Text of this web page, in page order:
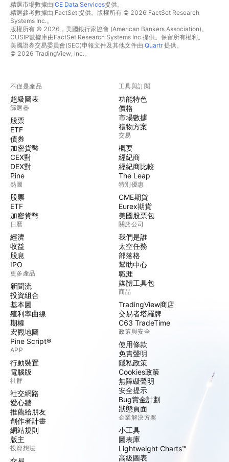
精選市場數據由ICE Data Services提供。
精選參考數據由 FactSet 提供。版權所有 © 2026 FactSet Research
Systems Inc.。
版權所有 © 2026，美國銀行家協會 (American Bankers Association)。
CUSIP數據庫由FactSet Research Systems Inc.提供。保留所有權利。
美國證券交易委員會(SEC)申報文件及其他文件由 Quartr提供。
© 2026 TradingView, Inc.。
不僅是產品
超級圖表
篩選器
股票
ETF
債券
加密貨幣
CEX對
DEX對
Pine
熱圖
股票
ETF
加密貨幣
日曆
經濟
收益
股息
IPO
更多產品
新聞流
投資組合
基本圖
殖利率曲線
期權
宏觀地圖
Pine Script®
APP
行動裝置
電腦版
社群
社交網路
愛心牆
推薦給朋友
創作者計畫
網站規則
版主
投資想法
工具與訂閱
功能特色
價格
市場數據
禮物方案
交易
概要
經紀商
經紀商比較
The Leap
特別優惠
CME期貨
Eurex期貨
美國股票包
關於公司
我們是誰
太空任務
部落格
幫助中心
職涯
媒體工具包
商品
TradingView商店
交易者塔羅牌
C63 TradeTime
政策與安全
使用條款
免責聲明
隱私政策
Cookies政策
無障礙聲明
安全提示
Bug賞金計劃
狀態頁面
企業解決方案
小工具
圖表庫
Lightweight Charts™
高級圖表